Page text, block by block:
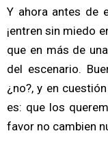
Y ahora antes de
¡entren sin miedo
que en más de
del escenario.
¿no?, y en
es: que los
favor no cambien